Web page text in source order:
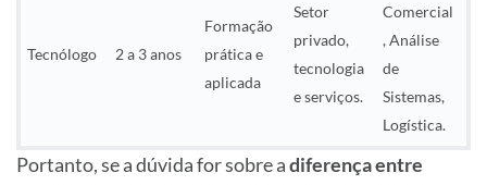
Tecnólogo 2 a 3 anos
Formação
prática e
aplicada
Setor
privado,
tecnologia
e serviços.
Comercial
, Análise
de
Sistemas,
Logística.
Portanto, se a dúvida for sobre adiferença entre